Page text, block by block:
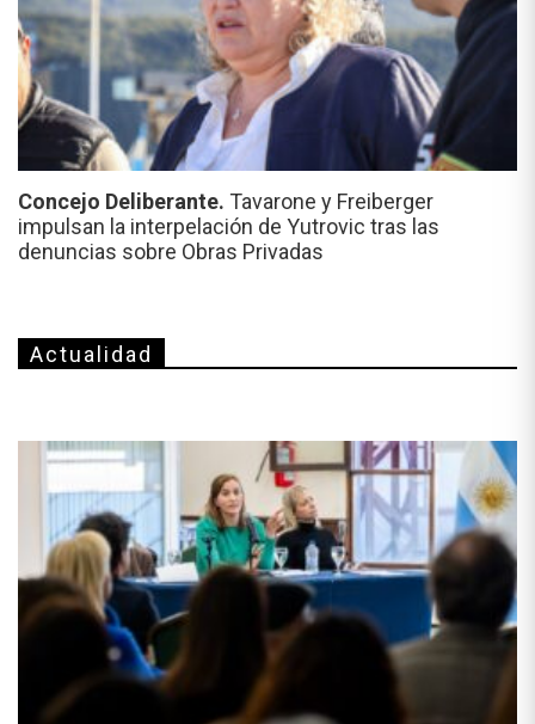
Concejo Deliberante. Tavarone y Freiberger
impulsan la interpelación de Yutrovic tras las
denuncias sobre Obras Privadas
Actualidad